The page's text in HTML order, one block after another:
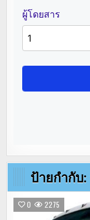
ป้ายกำกับ:
0 2275